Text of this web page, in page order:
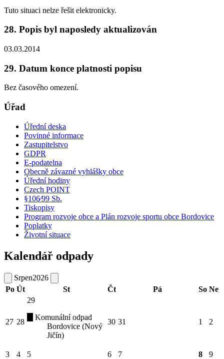
Tuto situaci nelze řešit elektronicky.
28. Popis byl naposledy aktualizován
03.03.2014
29. Datum konce platnosti popisu
Bez časového omezení.
Úřad
Úřední deska
Povinné informace
Zastupitelstvo
GDPR
E-podatelna
Obecně závazné vyhlášky obce
Úřední hodiny
Czech POINT
§106⁄99 Sb.
Tiskopisy
Program rozvoje obce a Plán rozvoje sportu obce Bordovice
Poplatky
Životní situace
Kalendář odpady
Srpen2026
Po Út St Čt Pá So Ne
27 28
29
Komunální odpad
Bordovice (Nový
Jičín)
30 31 1 2
3 4 5 6 7 8 9